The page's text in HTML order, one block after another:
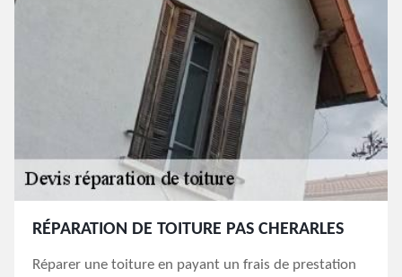
RÉPARATION DE TOITURE PAS CHERARLES
Réparer une toiture en payant un frais de prestation